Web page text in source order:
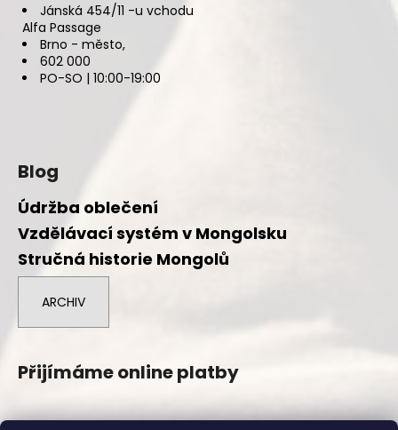
Jánská 454/11 -u vchodu
Alfa Passage
Brno - město,
602 000
PO-SO | 10:00-19:00
Blog
Údržba oblečení
Vzdělávací systém v Mongolsku
Stručná historie Mongolů
ARCHIV
Přijímáme online platby